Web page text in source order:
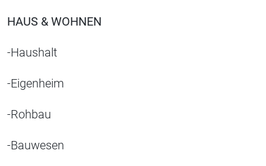
HAUS & WOHNEN
-Haushalt
-Eigenheim
-Rohbau
-Bauwesen